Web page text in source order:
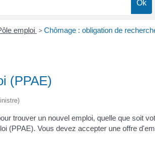
emploi > Chômage : obligation de
(PPAE)
trouver un nouvel emploi, quelle que soit
(PPAE). Vous devez accepter une offre